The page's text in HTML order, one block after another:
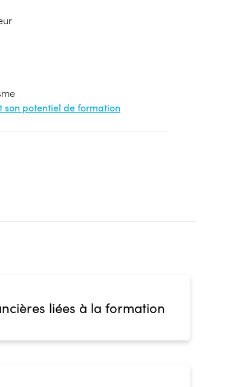
son potentiel de formation
liées à la formation